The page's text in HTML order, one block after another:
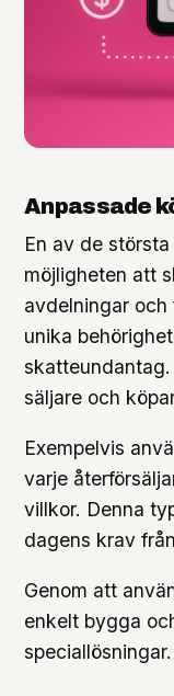
Anpassade
En av de
möjligheten att
avdelningar och
unika
säljare och
Exempelvis
varje
villkor. Denna
dagens krav
Genom att
enkelt bygga
speciallösningar.